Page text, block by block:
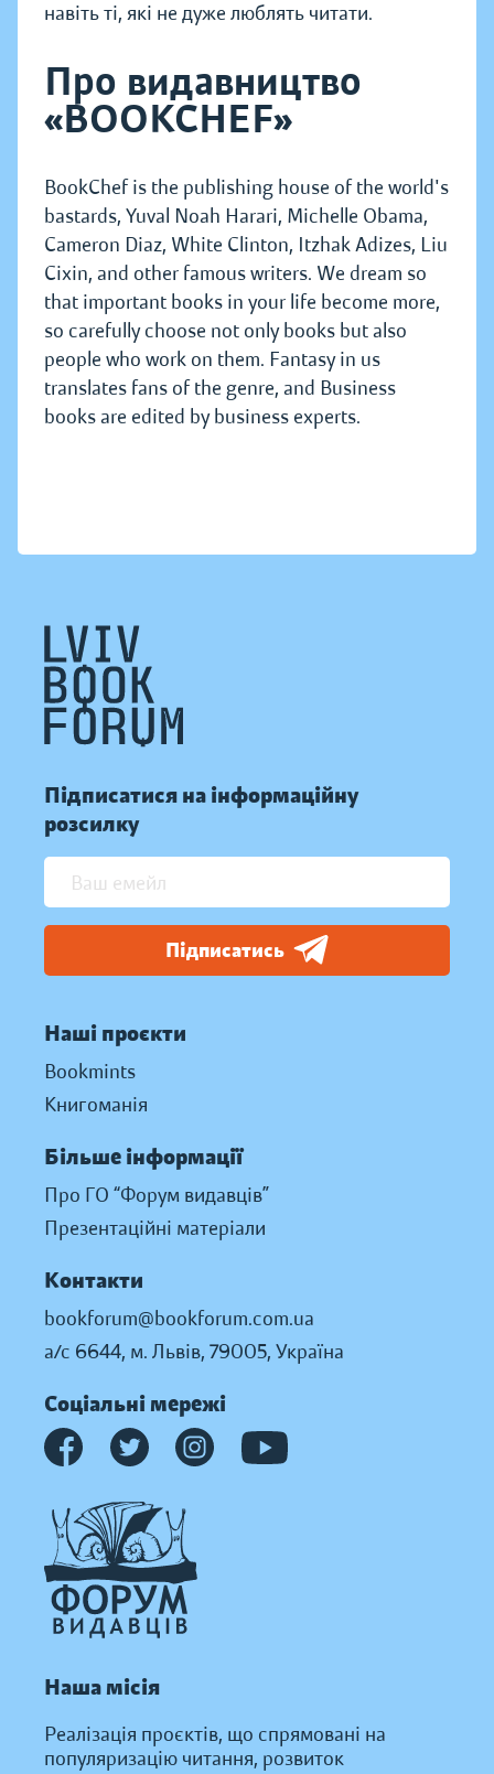
навіть ті, які не дуже люблять читати.
Про видавництво
«BOOKCHEF»
BookChef is the publishing house of the world's
bastards, Yuval Noah Harari, Michelle Obama,
Cameron Diaz, White Clinton, Itzhak Adizes, Liu
Cixin, and other famous writers. We dream so
that important books in your life become more,
so carefully choose not only books but also
people who work on them. Fantasy in us
translates fans of the genre, and Business
books are edited by business experts.
Підписатися на інформаційну
розсилку
Підписатись
Наші проєкти
Bookmints
Книгоманія
Більше інформації
Про ГО “Форум видавців”
Презентаційні матеріали
Контакти
bookforum@bookforum.com.ua
а/с 6644, м. Львів, 79005, Україна
Соціальні мережі
Наша місія
Реалізація проєктів, що спрямовані на
популяризацію читання, розвиток